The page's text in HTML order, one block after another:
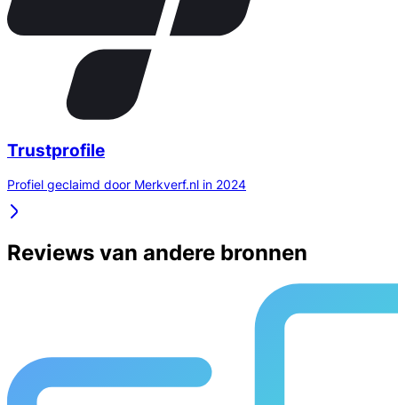
Trustprofile
Profiel geclaimd door Merkverf.nl in 2024
Reviews van andere bronnen